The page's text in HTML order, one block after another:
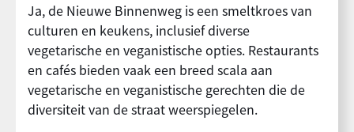
Ja, de Nieuwe Binnenweg is een smeltkroes van
culturen en keukens, inclusief diverse
vegetarische en veganistische opties. Restaurants
en cafés bieden vaak een breed scala aan
vegetarische en veganistische gerechten die de
diversiteit van de straat weerspiegelen.